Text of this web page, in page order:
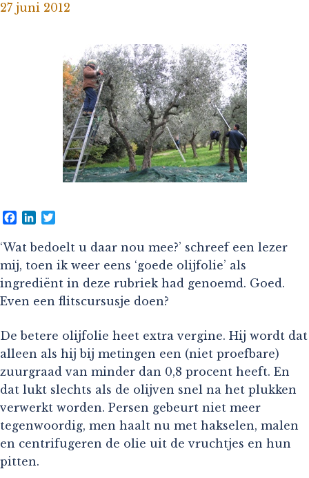
27 juni 2012
Facebook
LinkedIn
‘Wat bedoelt u daar nou mee?’ schreef een lezer
mij, toen ik weer eens ‘goede olijfolie’ als
ingrediënt in deze rubriek had genoemd. Goed.
Even een flitscursusje doen?
De betere olijfolie heet extra vergine. Hij wordt dat
alleen als hij bij metingen een (niet proefbare)
zuurgraad van minder dan 0,8 procent heeft. En
dat lukt slechts als de olijven snel na het plukken
verwerkt worden. Persen gebeurt niet meer
tegenwoordig, men haalt nu met hakselen, malen
en centrifugeren de olie uit de vruchtjes en hun
pitten.